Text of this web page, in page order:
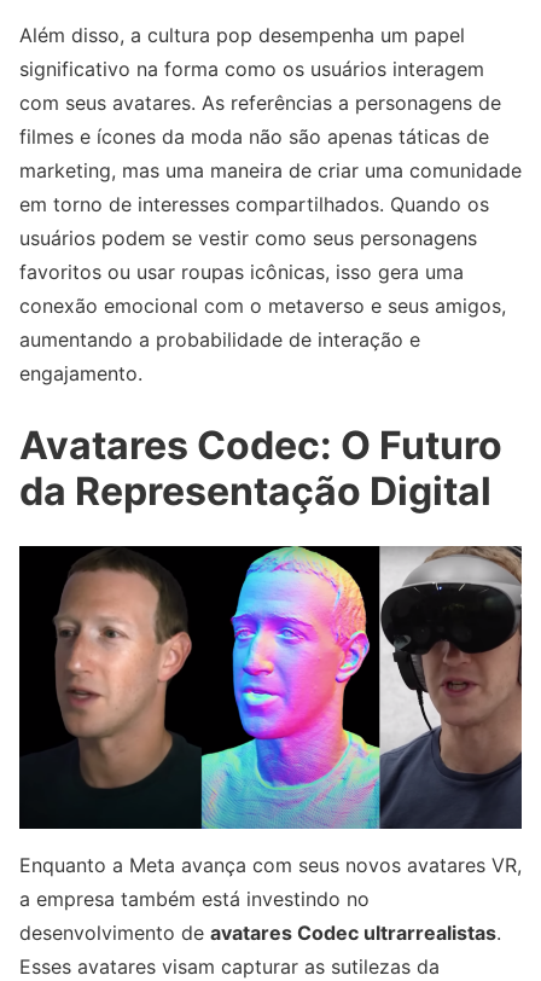
Além disso, a cultura pop desempenha um papel
significativo na forma como os usuários interagem
com seus avatares. As referências a personagens de
filmes e ícones da moda não são apenas táticas de
marketing, mas uma maneira de criar uma comunidade
em torno de interesses compartilhados. Quando os
usuários podem se vestir como seus personagens
favoritos ou usar roupas icônicas, isso gera uma
conexão emocional com o metaverso e seus amigos,
aumentando a probabilidade de interação e
engajamento.
Avatares Codec: O Futuro
da Representação Digital
Enquanto a Meta avança com seus novos avatares VR,
a empresa também está investindo no
desenvolvimento de avatares Codec ultrarrealistas.
Esses avatares visam capturar as sutilezas da